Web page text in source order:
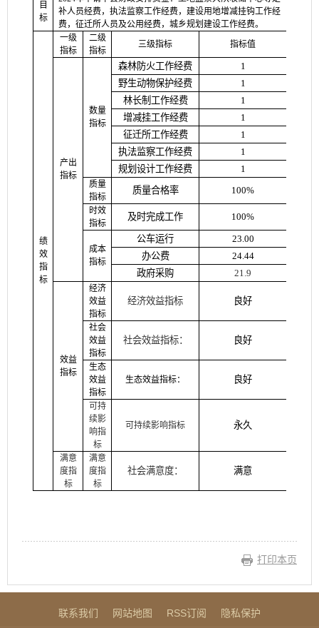
目
标
补人员经费，执法监察工作经费，建设用地增减挂钩工作经
费，征迁所人员及公用经费，城乡规划建设工作经费。
绩
效
指
标
一级
指标
二级
指标
三级指标 指标值
产出
指标
数量
指标
森林防火工作经费
1
野生动物保护经费
1
林长制工作经费
1
增减挂工作经费
1
征迁所工作经费
1
执法监察工作经费
1
规划设计工作经费
1
质量
指标
质量合格率 100%
时效
指标
及时完成工作 100%
成本
指标
公车运行
23.00
办公费
24.44
政府采购
21.9
效益
指标
经济
效益
指标
经济效益指标 良好
社会
效益
指标
社会效益指标： 良好
生态
效益
指标
生态效益指标： 良好
可持
续影
响指
标
可持续影响指标 永久
满意
度指
标
满意
度指
标
社会满意度： 满意
打印本页
联系我们 网站地图 RSS订阅 隐私保护